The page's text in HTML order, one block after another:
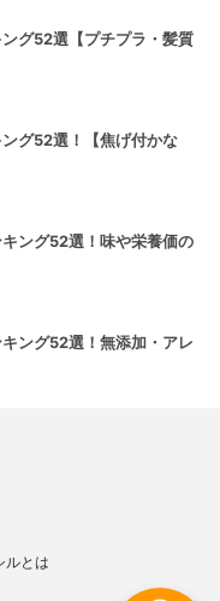
グ52選【プチプラ・髪質
グ52選！【焦げ付かな
ング52選！味や栄養価の
ング52選！無添加・アレ
ルとは